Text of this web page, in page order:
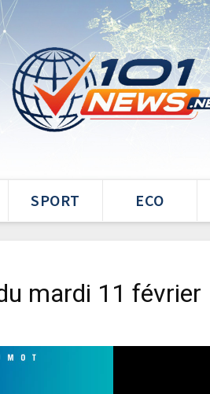
SPORT ECO
mardi 11 février